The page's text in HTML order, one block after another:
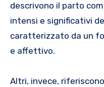
descrivono il parto
intensi e significativi
caratterizzato da un
e affettivo.
Altri, invece,